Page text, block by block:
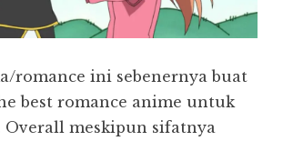
romance ini sebenernya buat
best romance anime untuk
Overall meskipun sifatnya